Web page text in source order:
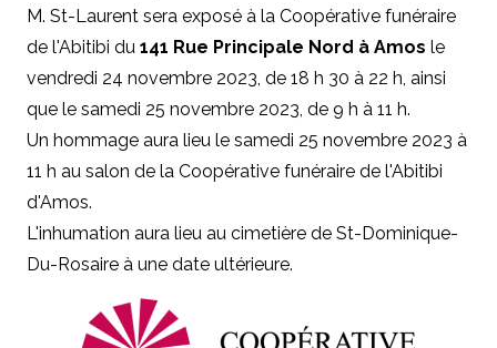
M. St-Laurent sera exposé à la Coopérative funéraire
de l'Abitibi du 141 Rue Principale Nord à Amos le
vendredi 24 novembre 2023, de 18 h 30 à 22 h, ainsi
que le samedi 25 novembre 2023, de 9 h à 11 h.
Un hommage aura lieu le samedi 25 novembre 2023 à
11 h au salon de la Coopérative funéraire de l'Abitibi
d'Amos.
L'inhumation aura lieu au cimetière de St-Dominique-
Du-Rosaire à une date ultérieure.